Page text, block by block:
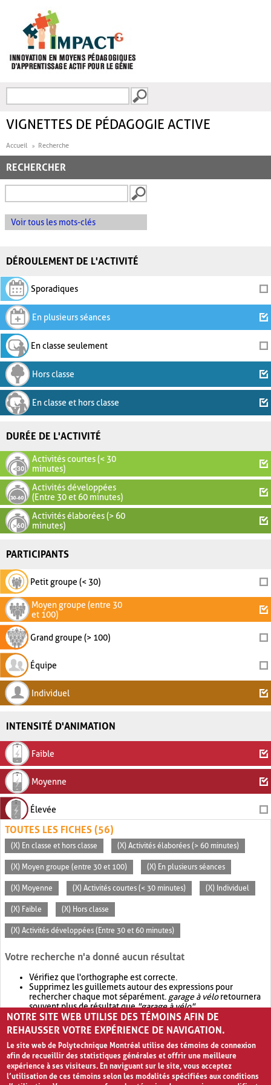
FORMULAIRE DE
VIGNETTES DE PÉDAGOGIE ACTIVE
Accueil Recherche
RECHERCHER
Voir tous les mots-clés
DÉROULEMENT DE L'ACTIVITÉ
Sporadiques
En plusieurs séances
En classe seulement
Hors classe
En classe et hors classe
DURÉE DE L'ACTIVITÉ
Activités courtes (< 30
minutes)
Activités développées
(Entre 30 et 60 minutes)
Activités élaborées (> 60
minutes)
PARTICIPANTS
Petit groupe (< 30)
Moyen groupe (entre 30
et 100)
Grand groupe (> 100)
Équipe
Individuel
INTENSITÉ D'ANIMATION
Faible
Moyenne
Élevée
TOUTES LES FICHES (56)
(X) En classe et hors classe (X) Activités élaborées (> 60 minutes)
(X) Moyen groupe (entre 30 et 100) (X) En plusieurs séances
(X) Moyenne (X) Activités courtes (< 30 minutes) (X) Individuel
(X) Faible (X) Hors classe
(X) Activités développées (Entre 30 et 60 minutes)
Votre recherche n'a donné aucun résultat
Vérifiez que l'orthographe est correcte.
Supprimez les guillemets autour des expressions pour
rechercher chaque mot séparément. garage à véloretournera
souvent plus de résultat que"garage à vélo".
Envisagez d'élargir votre recherche avec OR.garage OR vélo
retournera souvent plus de résultat quegarage à vélo
NOTRE SITE WEB UTILISE DES TÉMOINS AFIN DE
REHAUSSER VOTRE EXPÉRIENCE DE NAVIGATION.
Le site web de Polytechnique Montréal utilise des témoins de connexion
afin de recueillir des statistiques générales et offrir une meilleure
expérience à ses visiteurs. En naviguant sur le site, vous acceptez
l’utilisation de ces témoins selon les modalités spécifiées aux conditions